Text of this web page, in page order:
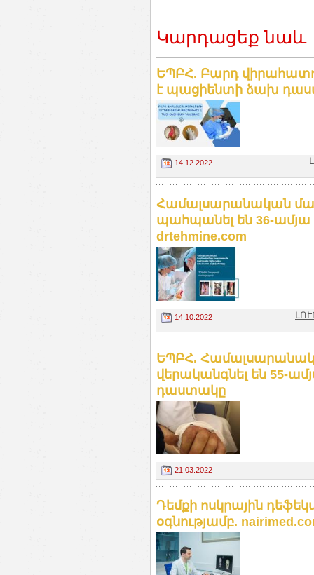
Կարդացեք նաև
ԵՊԲՀ. Բարդ
է պացիենտի ձախ
14.12.2022
Համալսարանական
պահպանել են 36-
drtehmine.com
14.10.2022
ԵՊԲՀ.
վերականգնել են 55-
դաստակը
21.03.2022
Դեմքի ոսկրային
օգնությամբ.